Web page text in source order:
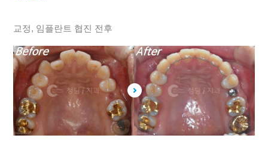
교정, 임플란트 협진 전후